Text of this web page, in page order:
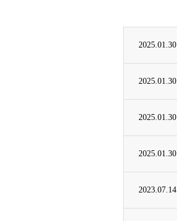
2025.01.30
2025.01.30
2025.01.30
2025.01.30
2023.07.14